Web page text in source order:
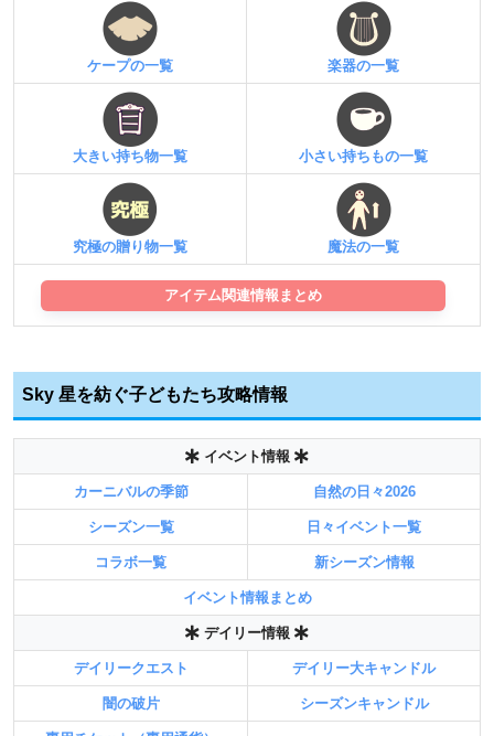
ケープの一覧 楽器の一覧
大きい持ち物一覧 小さい持ちもの一覧
究極の贈り物一覧 魔法の一覧
アイテム関連情報まとめ
Sky 星を紡ぐ子どもたち攻略情報
イベント情報
カーニバルの季節 自然の日々2026
シーズン一覧 日々イベント一覧
コラボ一覧 新シーズン情報
イベント情報まとめ
デイリー情報
デイリークエスト デイリー大キャンドル
闇の破片 シーズンキャンドル